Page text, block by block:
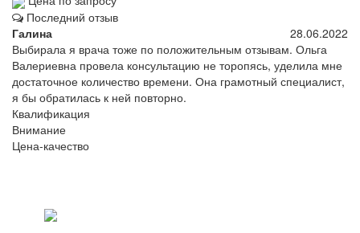
Последний отзыв
Галина
28.06.2022
Выбирала я врача тоже по положительным отзывам. Ольга
Валериевна провела консультацию не торопясь, уделила мне
достаточное количество времени. Она грамотный специалист,
я бы обратилась к ней повторно.
Квалификация
Внимание
Цена-качество